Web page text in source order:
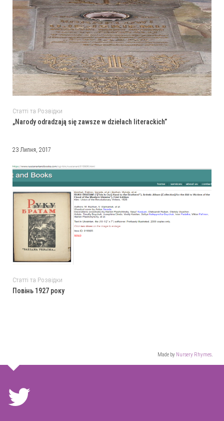
Статті та Розвідки
„Narody odradzają się zawsze w dziełach literackich”
23 Липня, 2017
Статті та Розвідки
Повінь 1927 року
Made by Nursery Rhymes.